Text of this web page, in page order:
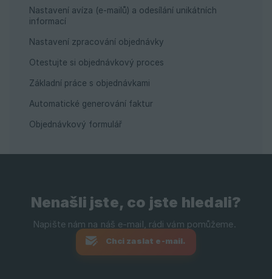
Nastavení avíza (e-mailů) a odesílání unikátních
informací
Nastavení zpracování objednávky
Otestujte si objednávkový proces
Základní práce s objednávkami
Automatické generování faktur
Objednávkový formulář
Nenašli jste, co jste hledali?
Chci zaslat e-mail.